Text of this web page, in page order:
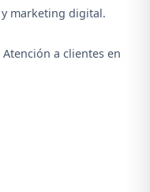
marketing digital.
a clientes en